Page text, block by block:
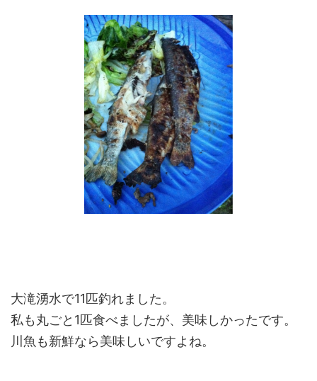
大滝湧水で11匹釣れました。
私も丸ごと1匹食べましたが、美味しかったです。
川魚も新鮮なら美味しいですよね。